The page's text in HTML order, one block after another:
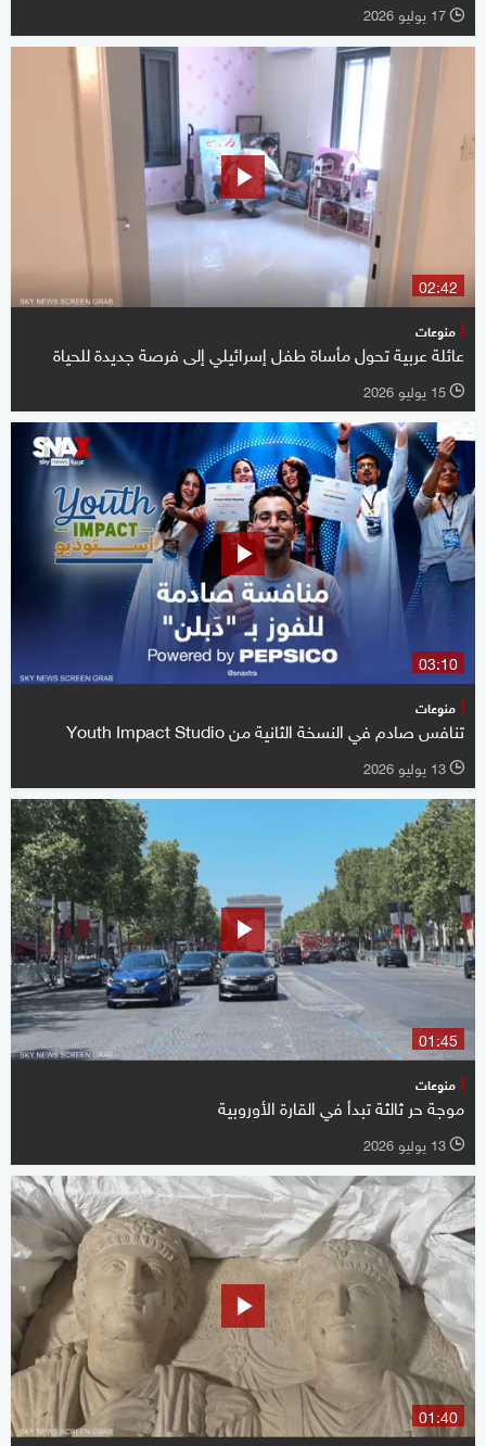
l 17 يوليو 2026
02:42
منوعات
عائلة عربية تحول مأساة طفل إسرائيلي إلى فرصة جديدة للحياة
l 15 يوليو 2026
03:10
منوعات
تنافس صادم في النسخة الثانية من Youth Impact Studio
l 13 يوليو 2026
01:45
منوعات
موجة حر ثالثة تبدأ في القارة الأوروبية
l 13 يوليو 2026
01:40